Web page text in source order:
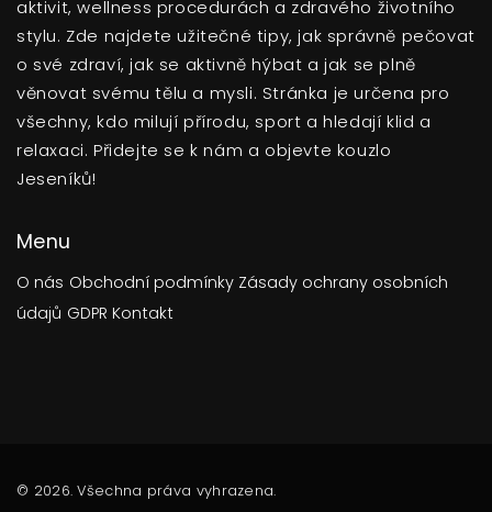
aktivit, wellness procedurách a zdravého životního
stylu. Zde najdete užitečné tipy, jak správně pečovat
o své zdraví, jak se aktivně hýbat a jak se plně
věnovat svému tělu a mysli. Stránka je určena pro
všechny, kdo milují přírodu, sport a hledají klid a
relaxaci. Přidejte se k nám a objevte kouzlo
Jeseníků!
Menu
O nás Obchodní podmínky Zásady ochrany osobních
údajů GDPR Kontakt
© 2026. Všechna práva vyhrazena.